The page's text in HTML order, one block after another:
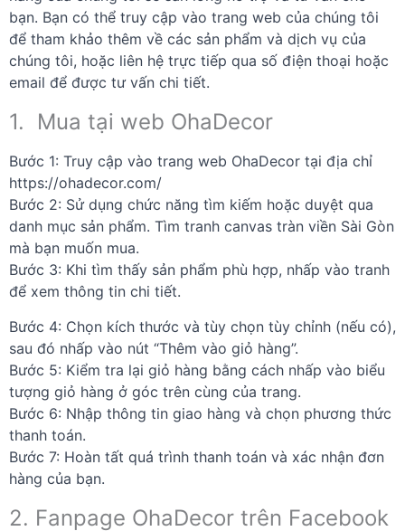
bạn. Bạn có thể truy cập vào trang web của chúng tôi
để tham khảo thêm về các sản phẩm và dịch vụ của
chúng tôi, hoặc liên hệ trực tiếp qua số điện thoại hoặc
email để được tư vấn chi tiết.
1. Mua tại web OhaDecor
Bước 1: Truy cập vào trang web OhaDecor tại địa chỉ
https://ohadecor.com/
Bước 2: Sử dụng chức năng tìm kiếm hoặc duyệt qua
danh mục sản phẩm. Tìm tranh canvas tràn viền Sài Gòn
mà bạn muốn mua.
Bước 3: Khi tìm thấy sản phẩm phù hợp, nhấp vào tranh
để xem thông tin chi tiết.
Bước 4: Chọn kích thước và tùy chọn tùy chỉnh (nếu có),
sau đó nhấp vào nút “Thêm vào giỏ hàng”.
Bước 5: Kiểm tra lại giỏ hàng bằng cách nhấp vào biểu
tượng giỏ hàng ở góc trên cùng của trang.
Bước 6: Nhập thông tin giao hàng và chọn phương thức
thanh toán.
Bước 7: Hoàn tất quá trình thanh toán và xác nhận đơn
hàng của bạn.
2. Fanpage OhaDecor trên Facebook